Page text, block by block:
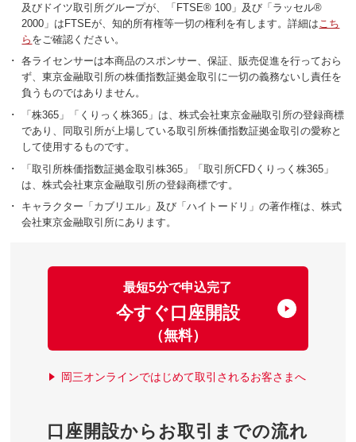
及びドイツ取引所グループが、「FTSE® 100」及び「ラッセル®
2000」はFTSEが、知的所有権等一切の権利を有します。詳細は こち
ら をご確認ください。
･
各ライセンサーは本商品のスポンサー、保証、販売促進を行っておら
ず、東京金融取引所の株価指数証拠金取引に一切の義務ないし責任を
負うものではありません。
･
「株365」「くりっく株365」は、株式会社東京金融取引所の登録商標
であり、同取引所が上場している取引所株価指数証拠金取引の愛称と
して使用するものです。
･
「取引所株価指数証拠金取引株365」「取引所CFDくりっく株365」
は、株式会社東京金融取引所の登録商標です。
･
キャラクター「カブリエル」及び「ハイトードリ」の著作権は、株式
会社東京金融取引所にあります。
最短5分で申込完了
今すぐ口座開設
（無料）
岡三オンラインではじめて取引されるお客さまへ
口座開設からお取引までの流れ